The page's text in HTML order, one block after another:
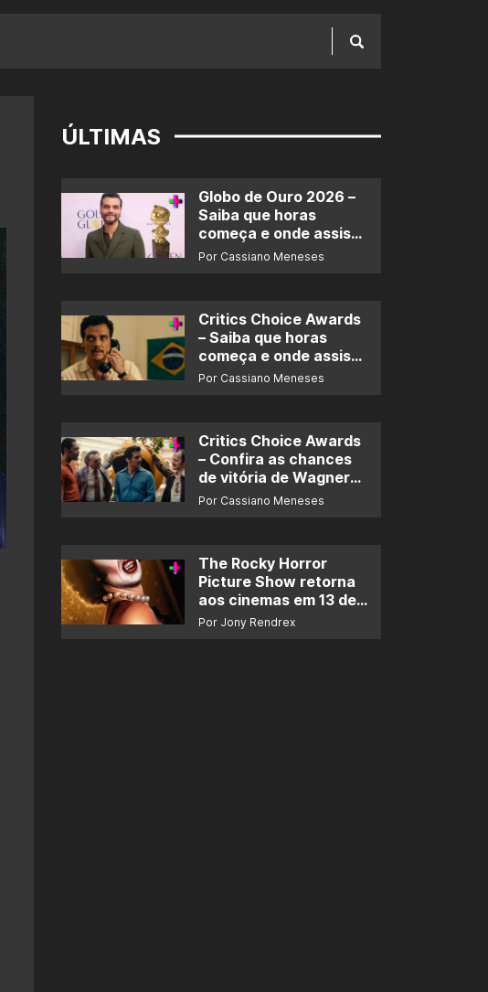
ÚLTIMAS
Globo de Ouro 2026 –
Saiba que horas
começa e onde assistir
ao prêmio
Por Cassiano Meneses
Critics Choice Awards
– Saiba que horas
começa e onde assistir
ao prêmio
Por Cassiano Meneses
Critics Choice Awards
– Confira as chances
de vitória de Wagner
Moura e de ‘O Agente
Por Cassiano Meneses
The Rocky Horror
Picture Show retorna
aos cinemas em 13 de
novembro
Por Jony Rendrex